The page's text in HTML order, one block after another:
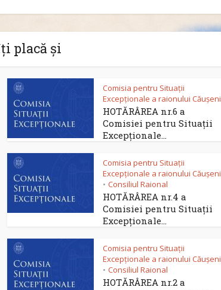
placă și
Comisia pentru Situații
Excepționale a raionului Căușeni
HOTĂRÂREA nr.6 a
Comisiei pentru Situații
Excepționale...
Comisia pentru Situații
Excepționale a raionului Căușeni
• Consiliul Raional
HOTĂRÂREA nr.4 a
Comisiei pentru Situații
Excepționale...
Comisia pentru Situații
Excepționale a raionului Căușeni
• Consiliul Raional
HOTĂRÂREA nr.2 a